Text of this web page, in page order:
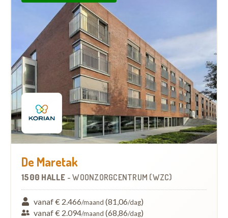
De Maretak
1500 HALLE -WOONZORGCENTRUM (WZC)
vanaf € 2.466/maand (81,06/dag)
vanaf € 2.094/maand (68,86/dag)